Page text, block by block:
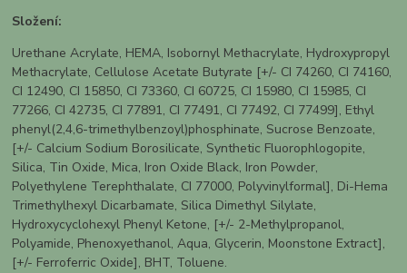
Složení:
Urethane Acrylate, HEMA, Isobornyl Methacrylate, Hydroxypropyl
Methacrylate, Cellulose Acetate Butyrate [+/- CI 74260, CI 74160,
CI 12490, CI 15850, CI 73360, CI 60725, CI 15980, CI 15985, CI
77266, CI 42735, CI 77891, CI 77491, CI 77492, CI 77499], Ethyl
phenyl(2,4,6-trimethylbenzoyl)phosphinate, Sucrose Benzoate,
[+/- Calcium Sodium Borosilicate, Synthetic Fluorophlogopite,
Silica, Tin Oxide, Mica, Iron Oxide Black, Iron Powder,
Polyethylene Terephthalate, CI 77000, Polyvinylformal], Di-Hema
Trimethylhexyl Dicarbamate, Silica Dimethyl Silylate,
Hydroxycyclohexyl Phenyl Ketone, [+/- 2-Methylpropanol,
Polyamide, Phenoxyethanol, Aqua, Glycerin, Moonstone Extract],
[+/- Ferroferric Oxide], BHT, Toluene.